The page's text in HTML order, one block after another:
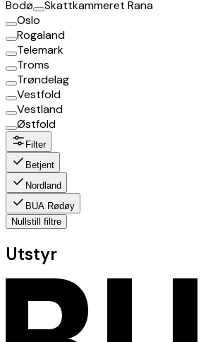
Bodø
Skattkammeret Rana
Oslo
Rogaland
Telemark
Troms
Trøndelag
Vestfold
Vestland
Østfold
Filter
Betjent
Nordland
BUA Rødøy
Nullstill filtre
Utstyr